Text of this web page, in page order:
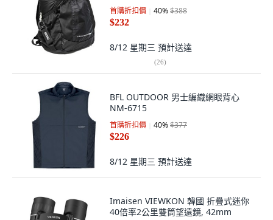
首購折扣價 40%$388
$232
8/12 星期三 預計送達
(26)
BFL OUTDOOR 男士編織網眼背心
NM-6715
首購折扣價 40%$377
$226
8/12 星期三 預計送達
Imaisen VIEWKON 韓國 折疊式迷你
40倍率2公里雙筒望遠鏡, 42mm